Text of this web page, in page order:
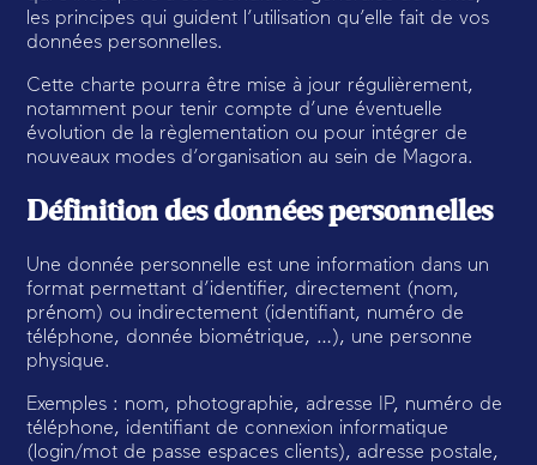
les principes qui guident l’utilisation qu’elle fait de vos
données personnelles.
Cette charte pourra être mise à jour régulièrement,
notamment pour tenir compte d’une éventuelle
évolution de la règlementation ou pour intégrer de
nouveaux modes d’organisation au sein de Magora.
Définition des données personnelles
Une donnée personnelle est une information dans un
format permettant d’identifier, directement (nom,
prénom) ou indirectement (identifiant, numéro de
téléphone, donnée biométrique, …), une personne
physique.
Exemples : nom, photographie, adresse IP, numéro de
téléphone, identifiant de connexion informatique
(login/mot de passe espaces clients), adresse postale,